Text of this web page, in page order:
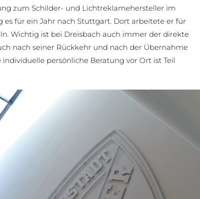
zum Schilder- und Lichtreklamehersteller im
für ein Jahr nach Stuttgart. Dort arbeitete er für
Wichtig ist bei Dreisbach auch immer der direkte
nach seiner Rückkehr und nach der Übernahme
individuelle persönliche Beratung vor Ort ist Teil